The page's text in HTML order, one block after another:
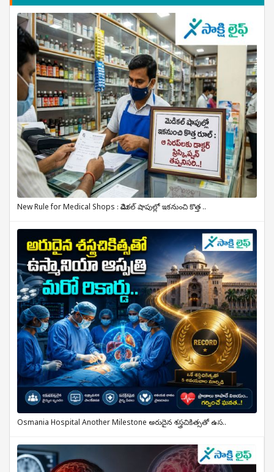
New Rule for Medical Shops : మెడికల్ షాపుల్లో ఇకనుంచి కొత్త ..
Osmania Hospital Another Milestone అరుదైన శస్త్రచికిత్సతో ఉస..